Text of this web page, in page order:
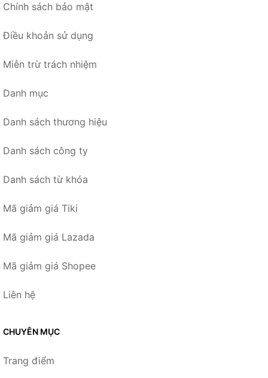
Chính sách bảo mật
Điều khoản sử dụng
Miễn trừ trách nhiệm
Danh mục
Danh sách thương hiệu
Danh sách công ty
Danh sách từ khóa
Mã giảm giá Tiki
Mã giảm giá Lazada
Mã giảm giá Shopee
Liên hệ
CHUYÊN MỤC
Trang điểm